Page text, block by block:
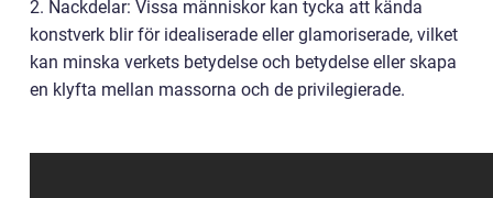
2. Nackdelar: Vissa människor kan tycka att kända
konstverk blir för idealiserade eller glamoriserade, vilket
kan minska verkets betydelse och betydelse eller skapa
en klyfta mellan massorna och de privilegierade.